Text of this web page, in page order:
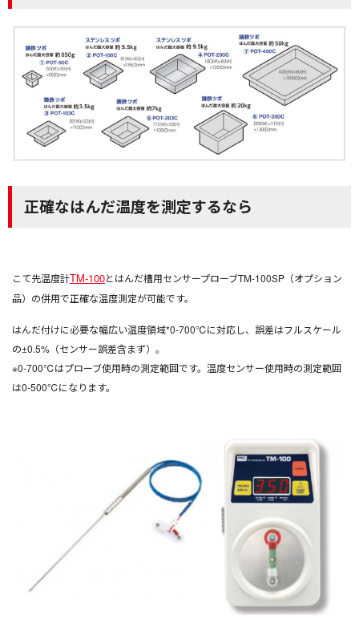
正確なはんだ温度を測定するなら
こて先温度計TM-100とはんだ槽用センサープローブTM-100SP（オプション
品）の併用で正確な温度測定が可能です。
はんだ付けに必要な幅広い温度領域*0-700℃に対応し、誤差はフルスケール
の±0.5%（センサー誤差含まず）。
※0-700℃はプローブ使用時の測定範囲です。温度センサー使用時の測定範囲
は0-500℃になります。